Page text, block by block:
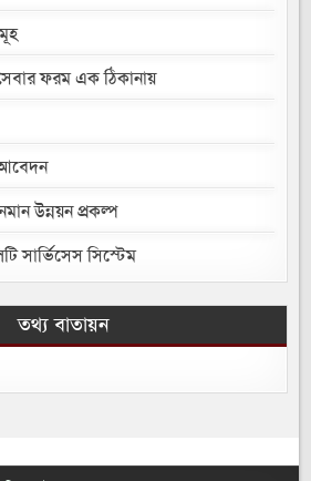
ফরম এক ঠিকানায়
উন্নয়ন প্রকল্প
সার্ভিসেস সিস্টেম
তথ্য বাতায়ন